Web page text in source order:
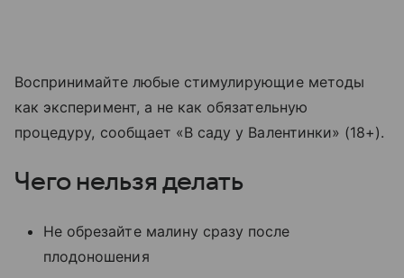
Воспринимайте любые стимулирующие методы
как эксперимент, а не как обязательную
процедуру, сообщает «В саду у Валентинки» (18+).
Чего нельзя делать
Не обрезайте малину сразу после
плодоношения